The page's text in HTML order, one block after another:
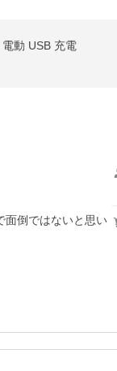
動 USB 充電
面倒ではないと思い